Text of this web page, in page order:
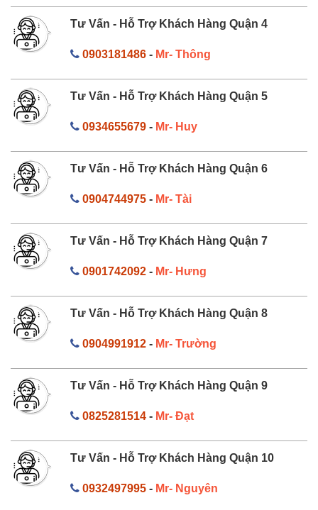
Tư Vấn - Hỗ Trợ Khách Hàng Quận 4
0903181486- Mr- Thông
Tư Vấn - Hỗ Trợ Khách Hàng Quận 5
0934655679- Mr- Huy
Tư Vấn - Hỗ Trợ Khách Hàng Quận 6
0904744975- Mr- Tài
Tư Vấn - Hỗ Trợ Khách Hàng Quận 7
0901742092- Mr- Hưng
Tư Vấn - Hỗ Trợ Khách Hàng Quận 8
0904991912- Mr- Trường
Tư Vấn - Hỗ Trợ Khách Hàng Quận 9
0825281514- Mr- Đạt
Tư Vấn - Hỗ Trợ Khách Hàng Quận 10
0932497995- Mr- Nguyên